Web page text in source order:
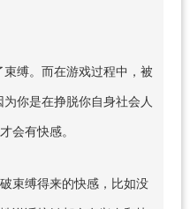
缚。而在游戏过程中，被
你是在挣脱你自身社会人
会有快感。
束缚得来的快感，比如没